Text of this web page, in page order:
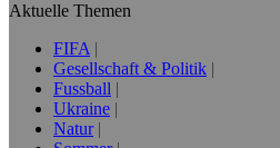
Aktuelle Themen
FIFA
Gesellschaft & Politik
Fussball
Ukraine
Natur